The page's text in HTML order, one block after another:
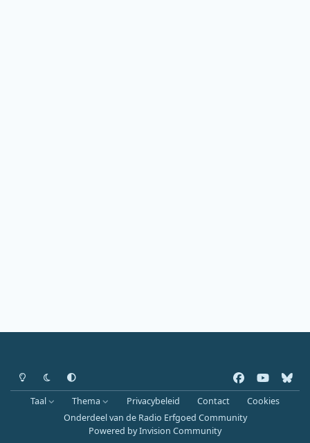
Heldere modus
Donkere modus
Systeemvoorkeur
a
c
e
o
u
b
l
u
Taal Thema Privacybeleid Contact
Cookies
Onderdeel van de Radio Erfgoed Community
Powered byInvision Community